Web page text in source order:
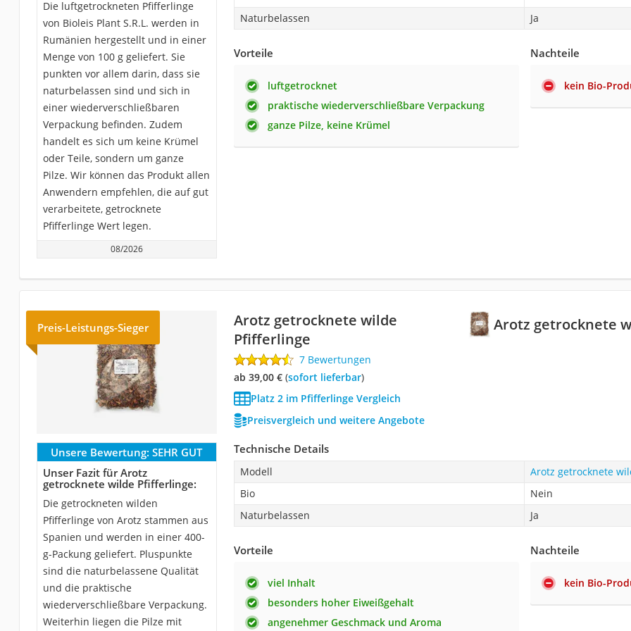
Die luftgetrockneten Pfifferlinge
von Bioleis Plant S.R.L. werden in
Rumänien hergestellt und in einer
Menge von 100 g geliefert. Sie
punkten vor allem darin, dass sie
naturbelassen sind und sich in
einer wiederverschließbaren
Verpackung befinden. Zudem
handelt es sich um keine Krümel
oder Teile, sondern um ganze
Pilze. Wir können das Produkt allen
Anwendern empfehlen, die auf gut
verarbeitete, getrocknete
Pfifferlinge Wert legen.
08/2026
Naturbelassen
Ja
Vorteile
luftgetrocknet
praktische wiederverschließbare Verpackung
ganze Pilze, keine Krümel
Nachteile
kein Bio-
Arotz getrocknete
Preis-Leistungs-Sieger
Arotz getrocknete wilde
Pfifferlinge
7 Bewertungen
ab 39,00 €( Sofort lieferbar)
Platz 2 im Pfifferlinge Vergleich
Preisvergleich und weitere Angebote
Unsere Bewertung: SEHR GUT
Unser Fazit für Arotz
getrocknete wilde Pfifferlinge:
Die getrockneten wilden
Pfifferlinge von Arotz stammen aus
Spanien und werden in einer 400-
g-Packung geliefert. Pluspunkte
sind die naturbelassene Qualität
und die praktische
wiederverschließbare Verpackung.
Weiterhin liegen die Pilze mit
Technische Details
Modell
Arotz getrocknete
Bio
Nein
Naturbelassen
Ja
Vorteile
viel Inhalt
besonders hoher Eiweißgehalt
angenehmer Geschmack und Aroma
Nachteile
kein Bio-